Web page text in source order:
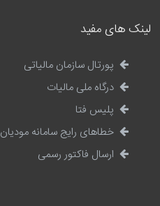
لینک های مفید
پورتال سازمان مالیاتی
درگاه ملی مالیات
پلیس فتا
خطاهای رایج سامانه مودیان
ارسال فاکتور رسمی